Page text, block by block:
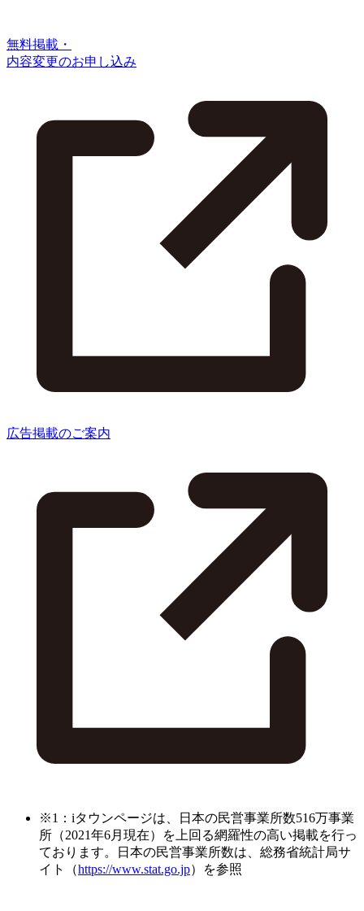
無料掲載・
内容変更のお申し込み
広告掲載のご案内
※1：iタウンページは、日本の民営事業所数516万事業
所（2021年6月現在）を上回る網羅性の高い掲載を行っ
ております。日本の民営事業所数は、総務省統計局サ
イト（https://www.stat.go.jp）を参照